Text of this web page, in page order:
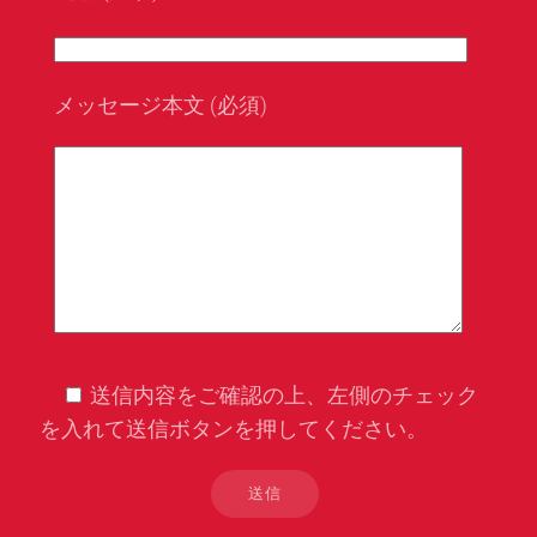
メッセージ本文 (必須)
送信内容をご確認の上、左側のチェック
を入れて送信ボタンを押してください。